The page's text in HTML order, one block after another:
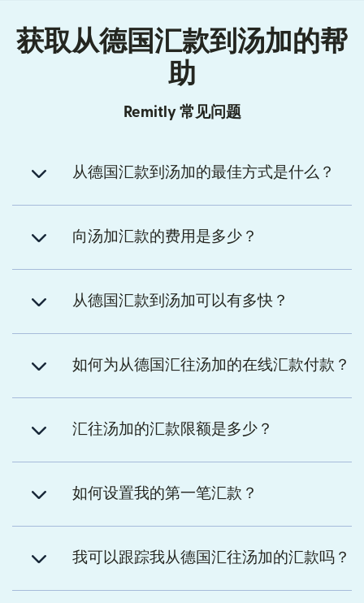
获取从德国汇款到汤加的帮
助
Remitly 常见问题
从德国汇款到汤加的最佳方式是什么？
向汤加汇款的费用是多少？
从德国汇款到汤加可以有多快？
如何为从德国汇往汤加的在线汇款付款？
汇往汤加的汇款限额是多少？
如何设置我的第一笔汇款？
我可以跟踪我从德国汇往汤加的汇款吗？